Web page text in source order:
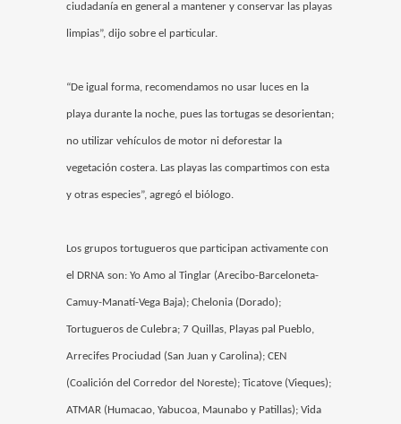
ciudadanía en general a mantener y conservar las playas
limpias”, dijo sobre el particular.
“De igual forma, recomendamos no usar luces en la
playa durante la noche, pues las tortugas se desorientan;
no utilizar vehículos de motor ni deforestar la
vegetación costera. Las playas las compartimos con esta
y otras especies”, agregó el biólogo.
Los grupos tortugueros que participan activamente con
el DRNA son: Yo Amo al Tinglar (Arecibo-Barceloneta-
Camuy-Manatí-Vega Baja); Chelonia (Dorado);
Tortugueros de Culebra; 7 Quillas, Playas pal Pueblo,
Arrecifes Prociudad (San Juan y Carolina); CEN
(Coalición del Corredor del Noreste); Ticatove (Vieques);
ATMAR (Humacao, Yabucoa, Maunabo y Patillas); Vida